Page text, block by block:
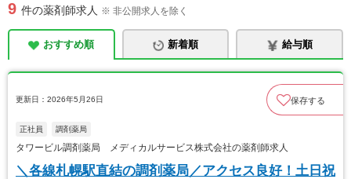
9 件の薬剤師求人 ※ 非公開求人を除く
おすすめ順 新着順 給与順
更新日：2026年5月26日 保存する
正社員 調剤薬局
タワービル調剤薬局 メディカルサービス株式会社の薬剤師求人
＼各線札幌駅直結の調剤薬局／アクセス良好！土日祝